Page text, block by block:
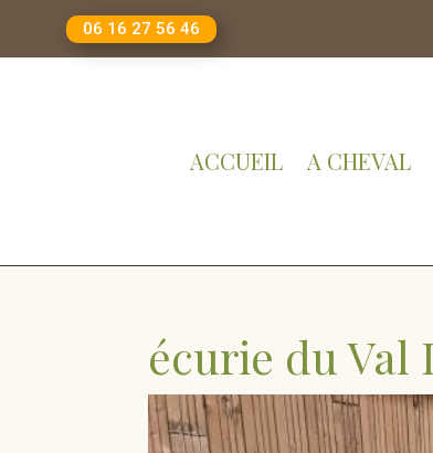
06 16 27 56 46
ACCUEIL A CHEVAL
écurie du Val